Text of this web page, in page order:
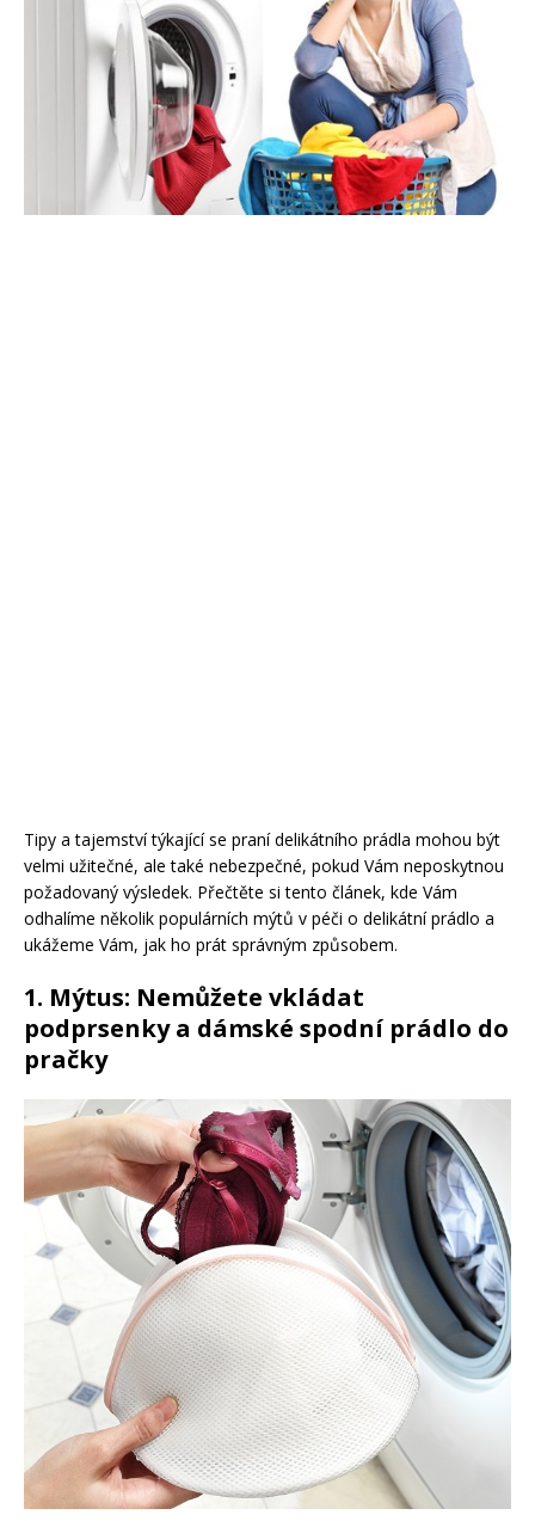
Tipy a tajemství týkající se praní delikátního prádla mohou být
velmi užitečné, ale také nebezpečné, pokud Vám neposkytnou
požadovaný výsledek. Přečtěte si tento článek, kde Vám
odhalíme několik populárních mýtů v péči o delikátní prádlo a
ukážeme Vám, jak ho prát správným způsobem.
1. Mýtus: Nemůžete vkládat
podprsenky a dámské spodní prádlo do
pračky